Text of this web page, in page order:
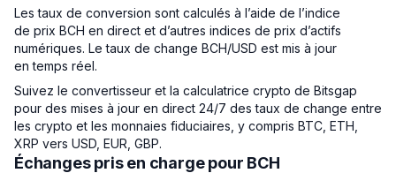
Les taux de conversion sont calculés à l’aide de l’indice
de prix BCH en direct et d’autres indices de prix d’actifs
numériques. Le taux de change BCH/USD est mis à jour
en temps réel.
Suivez le convertisseur et la calculatrice crypto de Bitsgap
pour des mises à jour en direct 24/7 des taux de change entre
les crypto et les monnaies fiduciaires, y compris BTC, ETH,
XRP vers USD, EUR, GBP.
Échanges pris en charge pour BCH